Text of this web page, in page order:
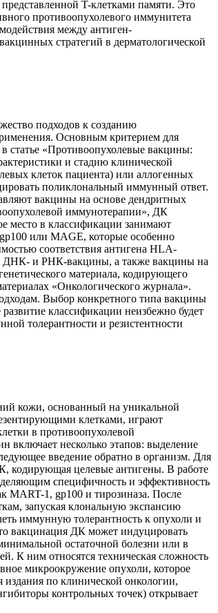
T-клетками памяти. Это
противоопухолевого иммунитета
между антиген-
стратегий в дерматологической
подходов к созданию
Основным критерием для
статье «Противоопухолевые вакцины:
и стадию клинической
клеток пациента) или аллогенных
поликлональный иммунный ответ.
вакцины на основе дендритных
иммунотерапии», ДК
место в классификации занимают
или MAGE, которые особенно
соответствия антигена HLA-
ДНК- и РНК-вакцины, а также вакцины на
материала, кодирующего
«Онкологического журнала».
Выбор конкретного типа вакцины
классификации неизбежно будет
толерантности и резистентности
кожи, основанный на уникальной
клетками, играют
в противоопухолевой
включает несколько этапов: выделение
введение обратно в организм. Для
кодирующая целевые антигены. В работе
специфичность и эффективность
MART-1, gp100 и тирозиназа. После
запуская клональную экспансию
иммунную толерантность к опухоли и
вакцинация ДК может индуцировать
остаточной болезни или в
К ним относятся техническая сложность
микроокружение опухоли, которое
по клинической онкологии,
контрольных точек) открывает